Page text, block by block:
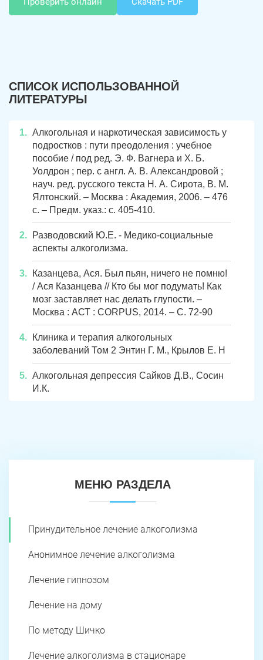
СПИСОК ИСПОЛЬЗОВАННОЙ
ЛИТЕРАТУРЫ
Алкогольная и наркотическая зависимость у
подростков : пути преодоления : учебное
пособие / под ред. Э. Ф. Вагнера и Х. Б.
Уолдрон ; пер. с англ. А. В. Александровой ;
науч. ред. русского текста Н. А. Сирота, В. М.
Ялтонский. – Москва : Академия, 2006. – 476
с. – Предм. указ.: с. 405-410.
Разводовский Ю.Е. - Медико-социальные
аспекты алкоголизма.
Казанцева, Ася. Был пьян, ничего не помню!
/ Ася Казанцева // Кто бы мог подумать! Как
мозг заставляет нас делать глупости. –
Москва : АСТ : CORPUS, 2014. – С. 72-90
Клиника и терапия алкогольных
заболеваний Том 2 Энтин Г. М., Крылов Е. Н
Алкогольная депрессия Сайков Д.В., Сосин
И.К.
МЕНЮ РАЗДЕЛА
Принудительное лечение алкоголизма
Анонимное лечение алкоголизма
Лечение гипнозом
Лечение на дому
По методу Шичко
Лечение алкоголизма в стационаре